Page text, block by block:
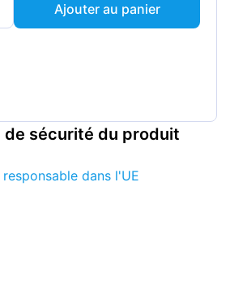
Ajouter au panier
de sécurité du produit
dans l'UE